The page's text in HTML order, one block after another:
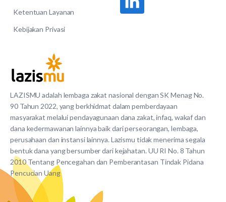
LAZISMU adalah lembaga zakat nasional dengan SK Menag No.
90 Tahun 2022, yang berkhidmat dalam pemberdayaan
masyarakat melalui pendayagunaan dana zakat, infaq, wakaf dan
dana kedermawanan lainnya baik dari perseorangan, lembaga,
perusahaan dan instansi lainnya. Lazismu tidak menerima segala
bentuk dana yang bersumber dari kejahatan. UU RI No. 8 Tahun
2010 Tentang Pencegahan dan Pemberantasan Tindak Pidana
Pencucian Uang
Ketentuan Layanan
Kebijakan Privasi